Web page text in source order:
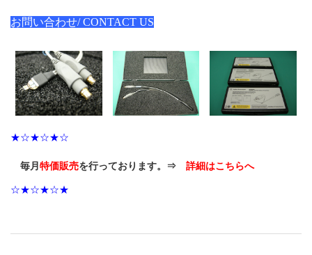
お問い合わせ/ CONTACT US
★☆★☆★☆
毎月 特価販売を行っております。⇒ 詳細はこちらへ
☆★☆★☆★